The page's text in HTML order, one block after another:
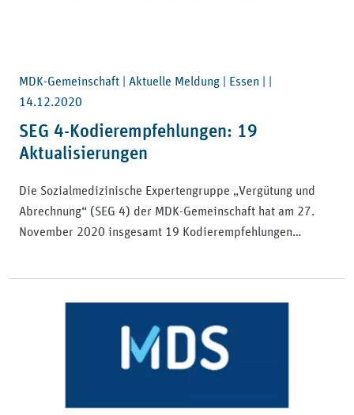
MDK-Gemeinschaft | Aktuelle Meldung | Essen | |
14.12.2020
SEG 4-Kodierempfehlungen: 19
Aktualisierungen
Die Sozialmedizinische Expertengruppe „Vergütung und
Abrechnung“ (SEG 4) der MDK-Gemeinschaft hat am 27.
November 2020 insgesamt 19 Kodierempfehlungen…